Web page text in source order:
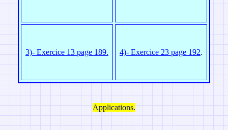
3)- Exercice 13 page 189. 4)- Exercice 23 page 192.
Applications.